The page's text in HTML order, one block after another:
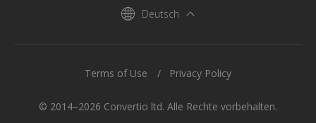
Deutsch
© 2014–2026 Convertio ltd. Alle Rechte vorbehalten.
Terms of Use Privacy Policy